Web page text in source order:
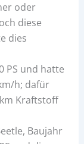
oder
diese
dies
PS und hatte
h; dafür
Kraftstoff
Baujahr